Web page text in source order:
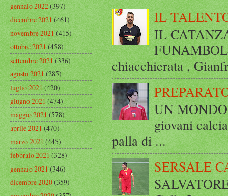
IL
IL
chiacchierata ,
UN
giovani
palla di ...
SERSALE
gennaio 2022(397)
dicembre 2021(461)
novembre 2021(415)
ottobre 2021(458)
settembre 2021(336)
agosto 2021(285)
luglio 2021(420)
giugno 2021(474)
maggio 2021(578)
aprile 2021(470)
marzo 2021(445)
febbraio 2021(328)
gennaio 2021(346)
dicembre 2020(359)